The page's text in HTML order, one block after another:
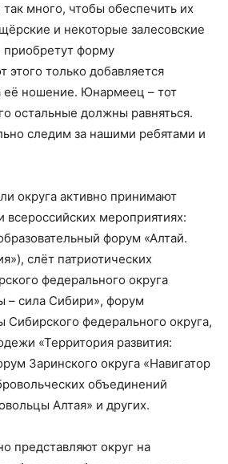
много, чтобы обеспечить их
и некоторые залесовские
приобретут форму
этого только добавляется
её ношение. Юнармеец – тот
остальные должны равняться.
следим за нашими ребятами и
округа активно принимают
всероссийских мероприятиях:
форум «Алтай.
слёт патриотических
федерального округа
– сила Сибири», форум
федерального округа,
«Территория развития:
Заринского округа «Навигатор
объединений
Алтая» и других.
представляют округ на